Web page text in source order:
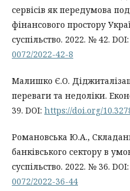
сервісів як передумова
фінансового простору
суспільство. 2022. № 42. DOI:
0072/2022-42-8
Малишко Є.О.
переваги та недоліки.
39. DOI: https://doi.org/
Романовська Ю.А.,
банківського сектору в
суспільство. 2022. № 36. DOI:
0072/2022-36-44